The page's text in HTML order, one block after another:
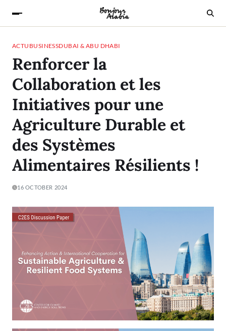
ACTU BUSINESSDUBAI & ABU DHABI
Renforcer la
Collaboration et les
Initiatives pour une
Agriculture Durable et
des Systèmes
Alimentaires Résilients !
16 OCTOBER 2024